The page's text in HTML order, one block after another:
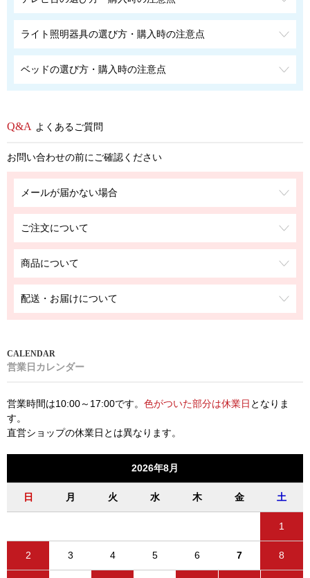
ライト照明器具の選び方・購入時の注意点
ベッドの選び方・購入時の注意点
よくあるご質問
お問い合わせの前にご確認ください
メールが届かない場合
ご注文について
商品について
配送・お届けについて
営業日カレンダー
営業時間は10:00～17:00です。 色がついた部分は休業日 となりま
す。
直営ショップの休業日とは異なります。
2026年8月
日 月 火 水 木 金 土
1
2 3 4 5 6 7 8